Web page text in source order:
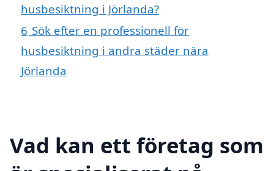
husbesiktning i Jörlanda?
6 Sök efter en professionell för
husbesiktning i andra städer nära
Jörlanda
Vad kan ett företag som